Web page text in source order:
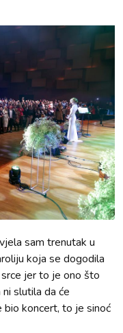
sam trenutak u
koja se dogodila
jer to je ono što
slutila da će
bio koncert, to je sinoć